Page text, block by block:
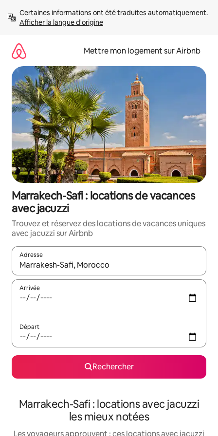
directement
Afficher la langue d'origine
Mettre mon logement sur Airbnb
Marrakech-Safi : locations de vacances
avec jacuzzi
Trouvez et réservez des locations de vacances uniques
avec jacuzzi sur Airbnb
Adresse
Lorsque les résultats s'affichent, utilisez les flèches vers le
Arrivée
Départ
Rechercher
Marrakech-Safi : locations avec jacuzzi
les mieux notées
Les voyageurs approuvent : ces locations avec jacuzzi